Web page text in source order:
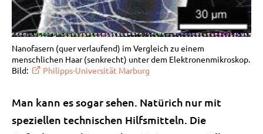
Nanofasern (quer verlaufend) im Vergleich zu einem
menschlichen Haar (senkrecht) unter dem Elektronenmikroskop.
Bild:
Philipps-Universität Marburg
Man kann es sogar sehen. Natürich nur mit
speziellen technischen Hilfsmitteln. Die